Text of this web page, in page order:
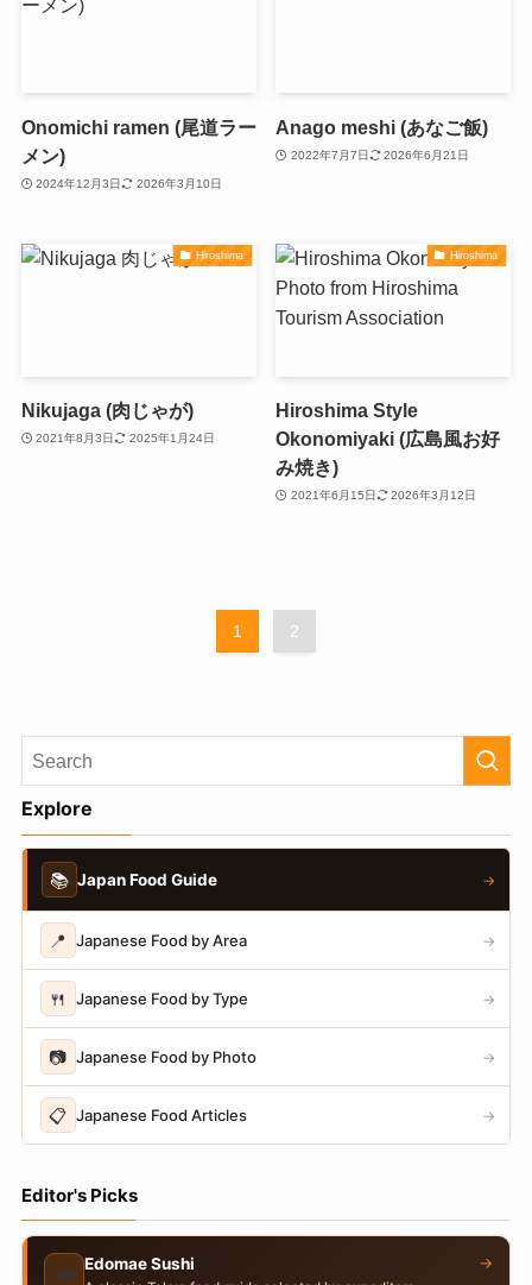
Onomichi ramen (尾道ラー
メン)
2024年12月3日 2026年3月10日
Anago meshi (あなご飯)
2022年7月7日 2026年6月21日
Hiroshima
Nikujaga (肉じゃが)
2021年8月3日 2025年1月24日
Hiroshima
Hiroshima Style
Okonomiyaki (広島風お好
み焼き)
2021年6月15日 2026年3月12日
1 2
Explore
📚 Japan Food Guide →
📍 Japanese Food by Area →
🍴 Japanese Food by Type →
📷 Japanese Food by Photo →
📋 Japanese Food Articles →
Editor's Picks
🍣 Edomae Sushi →